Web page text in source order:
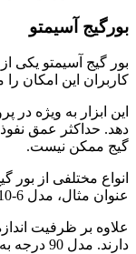
بورگیج آسیمتو
بور گیج آسیمتو یکی
کاربران این امکان
این ابزار به ویژه
گیج ممکن نیست.
انواع مختلفی از
عنوان مثال، مدل 6-10 میلی‌متر تنها برای قطرهای 6 تا 10 میلی‌متر مناسب است. همچنین، برخی برندها امکان اندازه‌گیری قطر داخلی تا بازه 700 تا 1000 میلی‌متر (بور گیج یک متری) را نیز فراهم کرده‌اند.
دارند. مدل 90 درجه به کاربر اجازه می‌دهد تا در شرایط خاص، اندازه‌گیری را به صورت جانبی انجام دهد.